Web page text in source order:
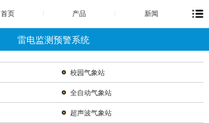
首页 产品 新闻
雷电监测预警系统
校园气象站
全自动气象站
超声波气象站